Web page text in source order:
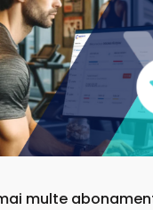
multe